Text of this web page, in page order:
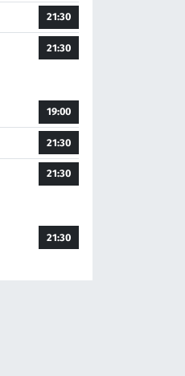
21:30
21:30
19:00
21:30
21:30
21:30